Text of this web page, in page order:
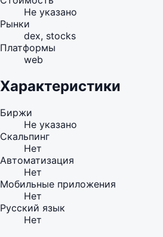
Не указано
Рынки
dex, stocks
Платформы
web
Характеристики
Биржи
Не указано
Скальпинг
Нет
Автоматизация
Нет
Мобильные приложения
Нет
Русский язык
Нет